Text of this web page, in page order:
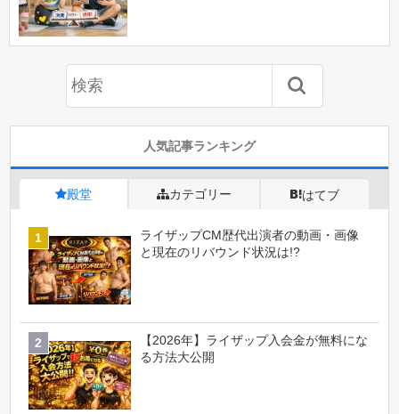
人気記事ランキング
殿堂 カテゴリー はてブ
ライザップCM歴代出演者の動画・画像
と現在のリバウンド状況は!?
【2026年】ライザップ入会金が無料にな
る方法大公開